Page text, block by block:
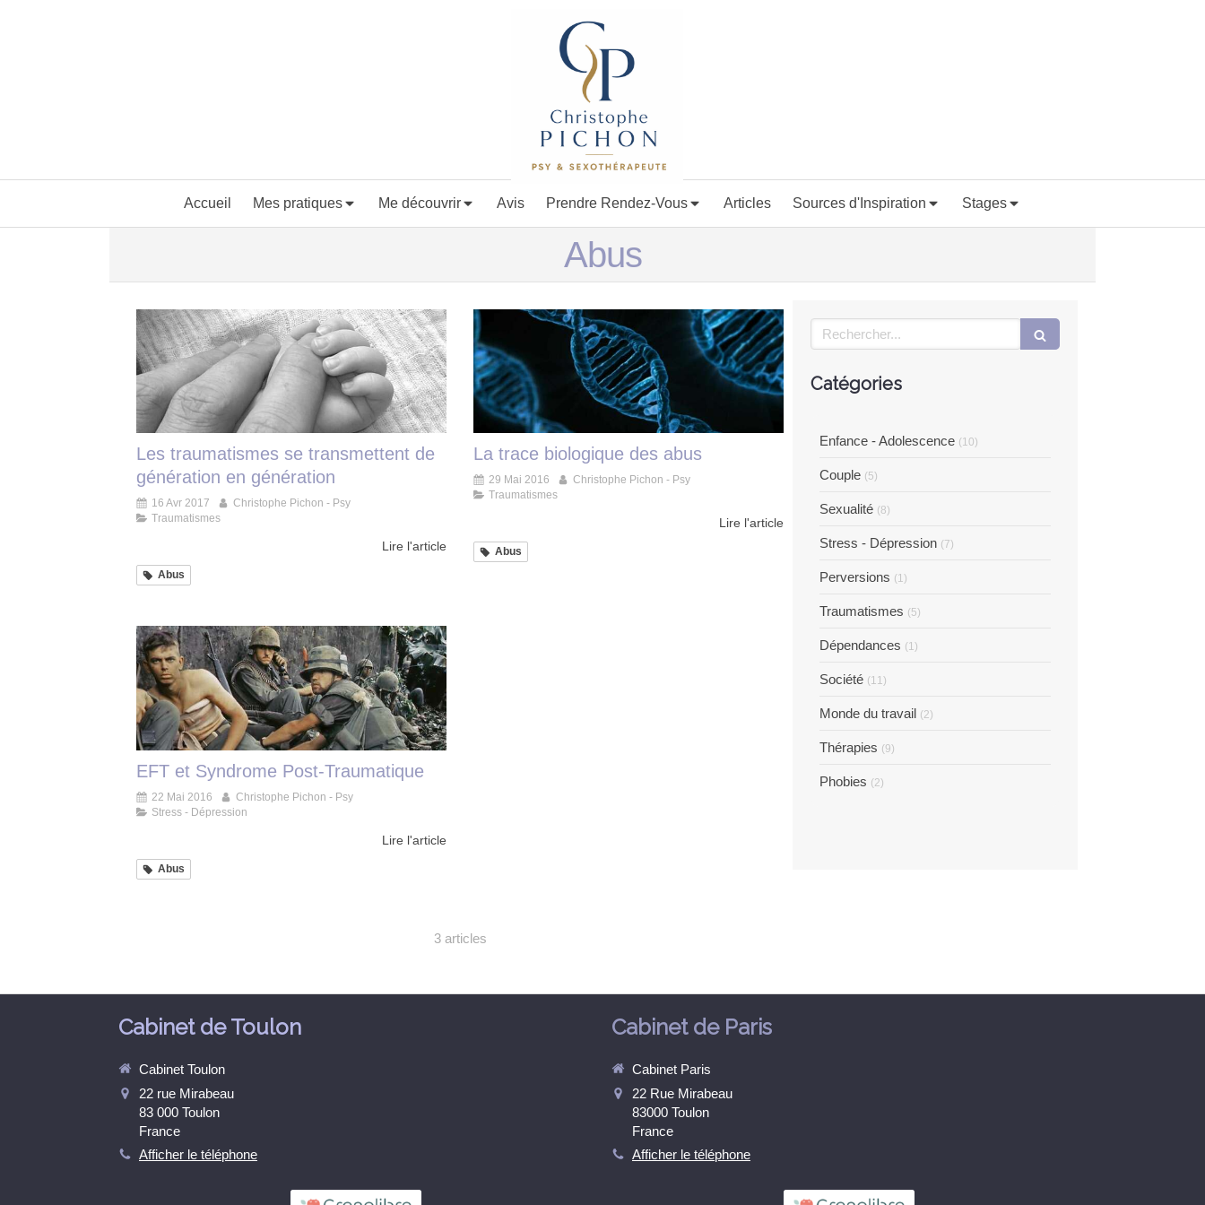
Accueil Mes pratiques Me découvrir Avis Prendre Rendez-Vous Articles Sources d'Inspiration Stages
Abus
Les traumatismes se transmettent de
génération en génération
16 Avr 2017
Christophe Pichon - Psy
Traumatismes
Lire l'article
Abus
La trace biologique des abus
29 Mai 2016
Christophe Pichon - Psy
Traumatismes
Lire l'article
Abus
EFT et Syndrome Post-Traumatique
22 Mai 2016
Christophe Pichon - Psy
Stress - Dépression
Lire l'article
Abus
3 articles
Rechercher
Catégories
Enfance - Adolescence (10)
Couple (5)
Sexualité (8)
Stress - Dépression (7)
Perversions (1)
Traumatismes (5)
Dépendances (1)
Société (11)
Monde du travail (2)
Thérapies (9)
Phobies (2)
Cabinet de Toulon
Cabinet Toulon
22 rue Mirabeau
83 000 Toulon
France
Afficher le téléphone
Cabinet de Paris
Cabinet Paris
22 Rue Mirabeau
83000 Toulon
France
Afficher le téléphone